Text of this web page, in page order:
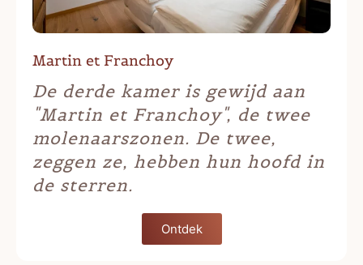
Martin et Franchoy
De derde kamer is gewijd aan
"Martin et Franchoy", de twee
molenaarszonen. De twee,
zeggen ze, hebben hun hoofd in
de sterren.
Ontdek